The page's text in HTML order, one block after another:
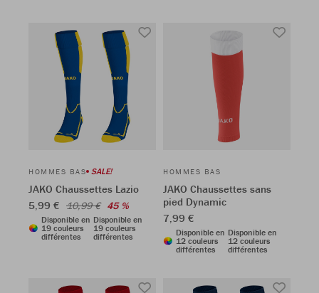
HOMMES BAS SALE!
JAKO Chaussettes Lazio
5,99 € 10,99 € 45 %
Disponible en
19 couleurs
différentes
Disponible en
19 couleurs
différentes
HOMMES BAS
JAKO Chaussettes sans
pied Dynamic
7,99 €
Disponible en
12 couleurs
différentes
Disponible en
12 couleurs
différentes